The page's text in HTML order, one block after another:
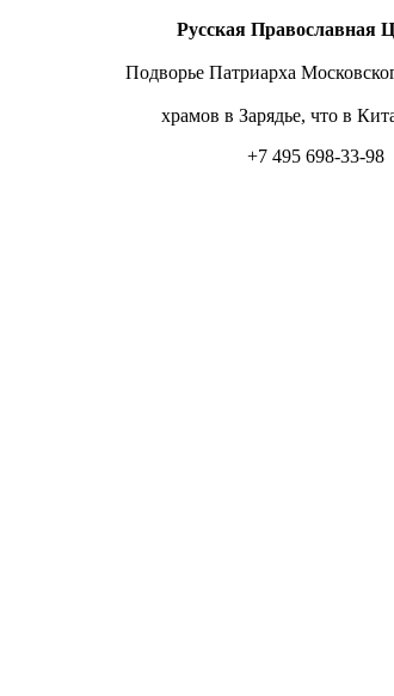
Русская Православная
Подворье Патриарха
храмов в Зарядье, что в
+7 495 698-33-98